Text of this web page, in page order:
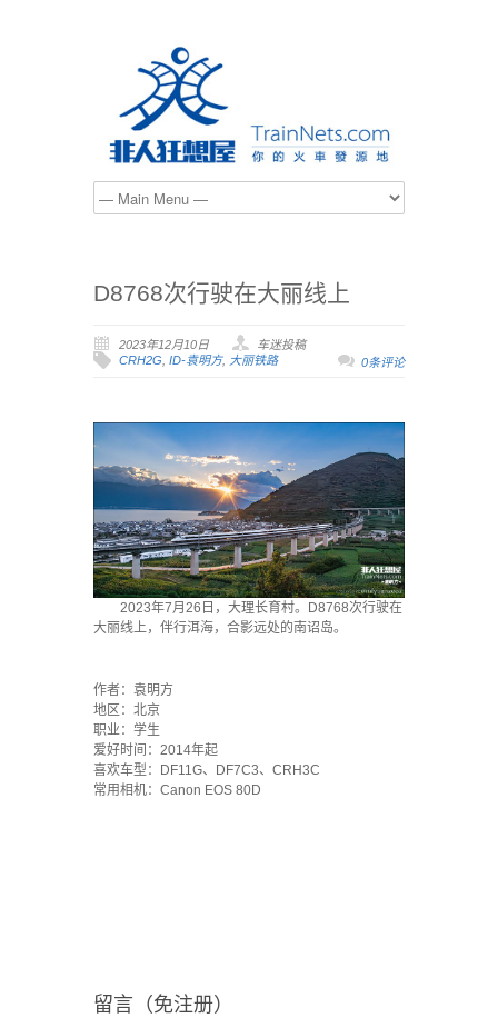
D8768次行驶在大丽线上
2023年12月10日
车迷投稿
CRH2G, ID-袁明方, 大丽铁路 0条评论
2023年7月26日，大理长育村。D8768次行驶在
大丽线上，伴行洱海，合影远处的南诏岛。
作者：袁明方
地区：北京
职业：学生
爱好时间：2014年起
喜欢车型：DF11G、DF7C3、CRH3C
常用相机：Canon EOS 80D
留言（免注册）